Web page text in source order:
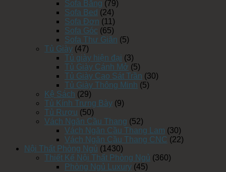
Sofa Băng (79)
Sofa Bed (24)
Sofa Đơn (11)
Sofa Góc (65)
Sofa Thư Giãn (5)
Tủ Giày (47)
Tủ giày hiện đại (3)
Tủ Giày Cánh Mở (5)
Tủ Giày Cao Sát Trần (30)
Tủ Giày Thông Minh (5)
Kệ Sách (29)
Tủ Kính Trưng Bày (9)
Tủ Rượu (50)
Vách Ngăn Cầu Thang (52)
Vách Ngăn Cầu Thang Lam (30)
Vách Ngăn Cầu Thang CNC (22)
Nội Thất Phòng Ngủ (1430)
Thiết Kế Nội Thất Phòng Ngủ (360)
Phòng Ngủ Luxury (45)